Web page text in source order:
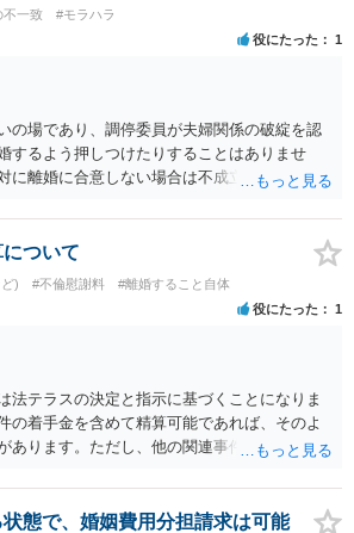
不一致 #モラハラ
役にたった 1
の場であり、調停委員が夫婦関係の破綻を認
するよう押しつけたりすることはありませ
に離婚に合意しない場合は不成立になり」、
離婚成立を希望するなら、夫が離婚に前向き
する等、模索するほかありません（極端な話
条件なら離婚してもよい」として提示された
という方法しかないかもしれません）。た
いという考えを見透かされてしまうと、逆に
すので、注意する必要があります。 夫が離婚
のであれば、むしろ淡々と調停不成立にして
張し、判決へ持っていく方が近道であること
通し等を含め、弁護士へ相談・依頼した方が
ついて
) #不倫慰謝料 #離婚すること自体
役にたった 1
法テラスの決定と指示に基づくことになりま
の着手金を含めて精算可能であれば、そのよ
あります。ただし、他の関連事件でも相手方
すので、法テラスへお尋ねいただいた方が確
態で、婚姻費用分担請求は可能